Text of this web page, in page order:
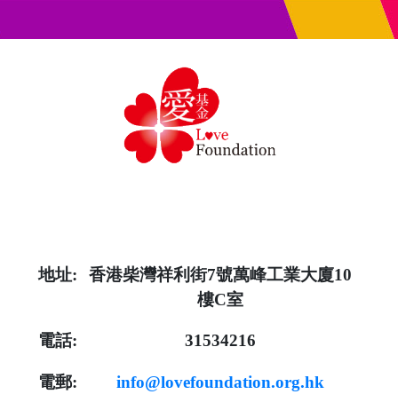
地址:
香港柴灣祥利街7號萬峰工業大廈10
樓C室
電話: 31534216
電郵: info@lovefoundation.org.hk